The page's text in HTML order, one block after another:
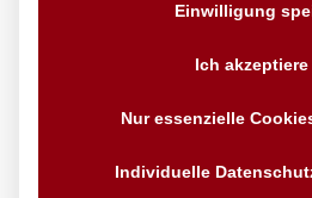
Einwilligung
Ich akzeptiere
Nur essenzielle
Individuelle